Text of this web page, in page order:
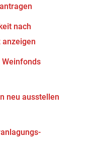
nach
Weinfonds
neu ausstellen